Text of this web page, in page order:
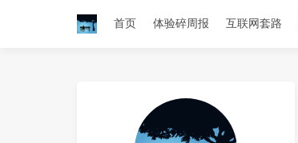
首页 体验碎周报 互联网套路